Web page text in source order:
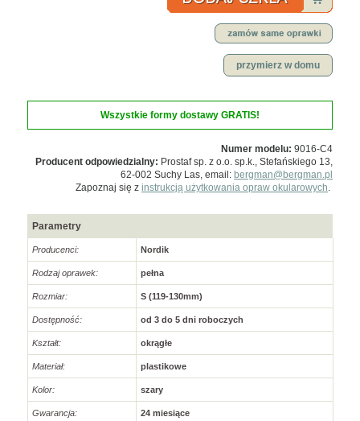
przymierz w domu
Wszystkie formy dostawy GRATIS!
Numer modelu: 9016-C4
Producent odpowiedzialny: Prostaf sp. z o.o. sp.k., Stefańskiego 13,
62-002 Suchy Las, email: bergman@bergman.pl
Zapoznaj się z instrukcją użytkowania opraw okularowych
Parametry
Producenci: Nordik
Rodzaj oprawek: pełna
Rozmiar: S (119-130mm)
Dostępność: od 3 do 5 dni roboczych
Kształt: okrągłe
Materiał: plastikowe
Kolor: szary
Gwarancja: 24 miesiące